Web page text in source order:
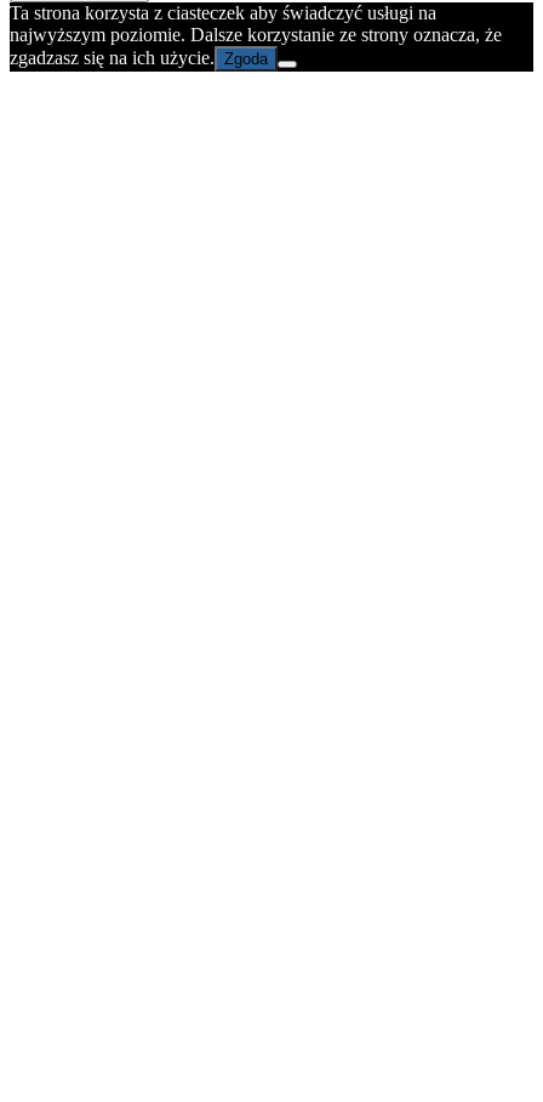
Ta strona korzysta z ciasteczek aby świadczyć usługi na
najwyższym poziomie. Dalsze korzystanie ze strony oznacza, że
zgadzasz się na ich użycie. Zgoda